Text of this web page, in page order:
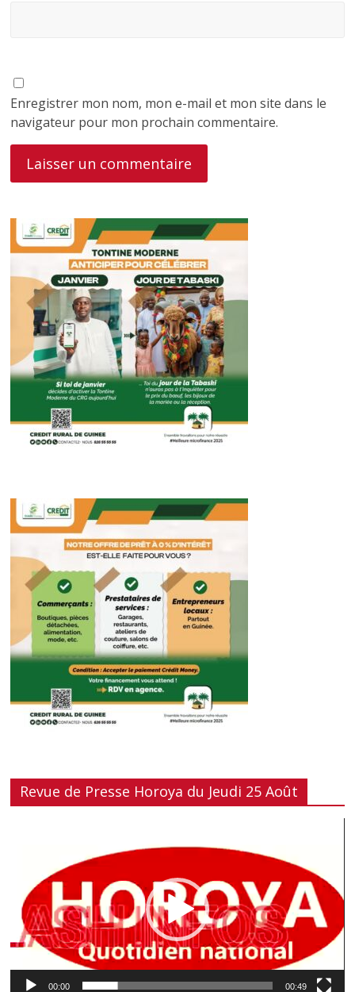
Enregistrer mon nom, mon e-mail et mon site dans le
navigateur pour mon prochain commentaire.
Revue de Presse Horoya du Jeudi 25 Août
00:00 00:49